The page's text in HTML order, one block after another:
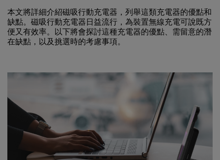
本文將詳細介紹磁吸行動充電器，列舉這類充電器的優點和
缺點。磁吸行動充電器日益流行，為裝置無線充電可說既方
便又有效率。以下將會探討這種充電器的優點、需留意的潛
在缺點，以及挑選時的考慮事項。